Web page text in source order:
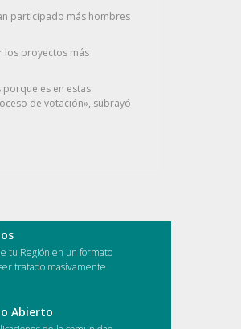
participado más hombres
los proyectos más
es en estas
de votación», subrayó
tu Región en un formato
tratado masivamente
Abierto